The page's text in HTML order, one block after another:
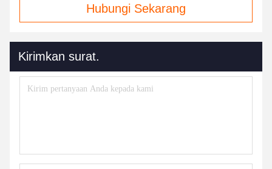
Hubungi Sekarang
Kirimkan surat.